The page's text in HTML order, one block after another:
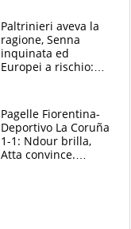
Paltrinieri aveva la
ragione, Senna
inquinata ed
Europei a rischio:
adesso
Pagelle Fiorentina-
Deportivo La Coruña
1-1: Ndour brilla,
Atta convince.